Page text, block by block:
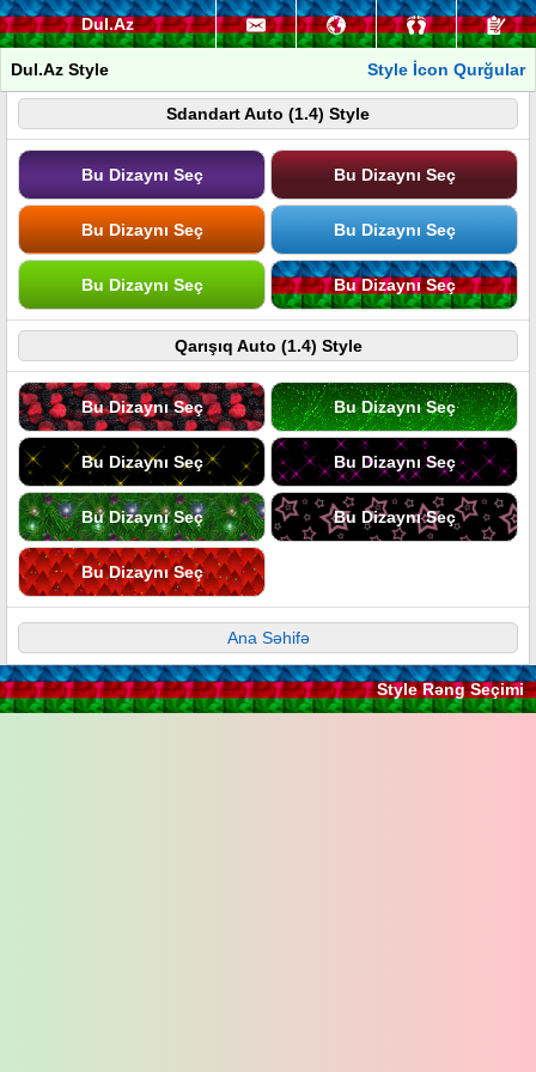
Dul.Az
Dul.Az Style Style İcon Qurğular
Sdandart Auto (1.4) Style
Bu Dizaynı Seç Bu Dizaynı Seç
Bu Dizaynı Seç Bu Dizaynı Seç
Bu Dizaynı Seç Bu Dizaynı Seç
Qarışıq Auto (1.4) Style
Bu Dizaynı Seç Bu Dizaynı Seç
Bu Dizaynı Seç Bu Dizaynı Seç
Bu Dizaynı Seç Bu Dizaynı Seç
Bu Dizaynı Seç
Ana Səhifə
Style Rəng Seçimi